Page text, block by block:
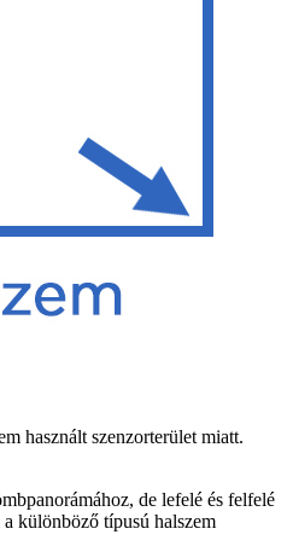
használt szenzorterület miatt.
de lefelé és felfelé
különböző típusú halszem